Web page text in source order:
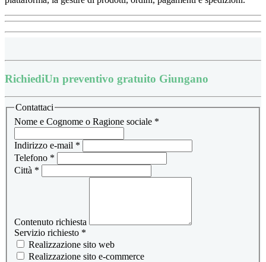
RichiediUn preventivo gratuito Giungano
Contattaci
Nome e Cognome o Ragione sociale *
Indirizzo e-mail *
Telefono *
Città *
Contenuto richiesta
Servizio richiesto *
Realizzazione sito web
Realizzazione sito e-commerce